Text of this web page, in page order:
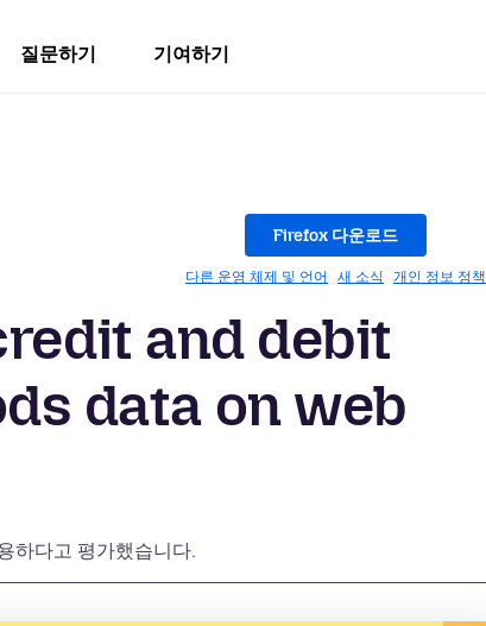
질문하기 기여하기
Firefox 다운로드
다른 운영 체제 및 언어 새 소식 개인 정보 정책
and debit
data on web
하다고 평가했습니다.